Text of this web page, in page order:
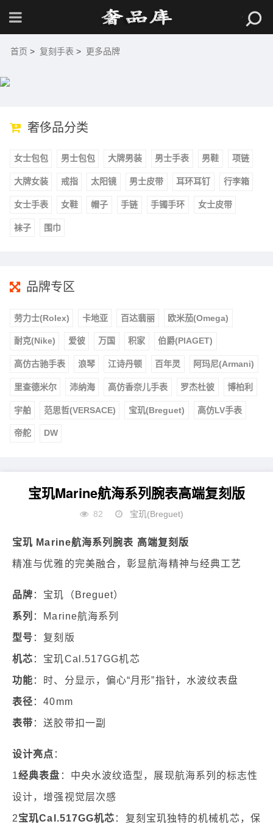
首页 > 复刻手表 > 更多品牌
奢侈品分类
女士包包 男士包包 大牌男装 男士手表 男鞋 项链
大牌女装 戒指 太阳镜 男士皮带 耳环耳钉 行李箱
女士手表 女鞋 帽子 手链 手镯手环 女士皮带
袜子 围巾
品牌专区
劳力士(Rolex) 卡地亚 百达翡丽 欧米茄(Omega)
耐克(Nike) 爱彼 万国 积家 伯爵(PIAGET)
高仿古驰手表 浪琴 江诗丹顿 百年灵 阿玛尼(Armani)
里查德米尔 沛纳海 高仿香奈儿手表 罗杰杜彼 博柏利
宇舶 范思哲(VERSACE) 宝玑(Breguet) 高仿LV手表
帝舵 DW
宝玑Marine航海系列腕表高端复刻版
82 宝玑(Breguet)
宝玑 Marine航海系列腕表 高端复刻版
精准与优雅的完美融合，彰显航海精神与经典工艺
品牌 ：宝玑（Breguet）
系列 ：Marine航海系列
型号 ：复刻版
机芯 ：宝玑Cal.517GG机芯
功能 ：时、分显示，偏心“月形”指针，水波纹表盘
表径 ：40mm
表带 ：送胶带扣一副
设计亮点 ：
1经典表盘 ：中央水波纹造型，展现航海系列的标志性
设计，增强视觉层次感
2宝玑Cal.517GG机芯 ：复刻宝玑独特的机械机芯，保